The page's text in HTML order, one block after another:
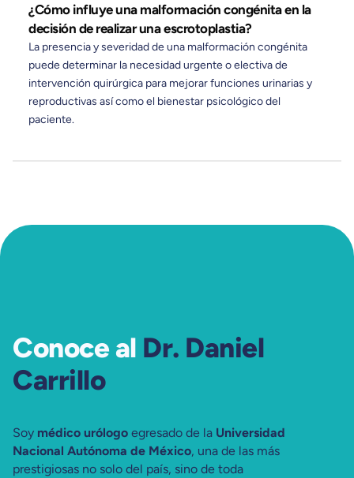
¿Cómo influye una malformación congénita en la
decisión de realizar una escrotoplastia?
La presencia y severidad de una malformación congénita
puede determinar la necesidad urgente o electiva de
intervención quirúrgica para mejorar funciones urinarias y
reproductivas así como el bienestar psicológico del
paciente.
Conoce al Dr. Daniel
Carrillo
Soy médico urólogo egresado de la Universidad
Nacional Autónoma de México, una de las más
prestigiosas no solo del país, sino de toda